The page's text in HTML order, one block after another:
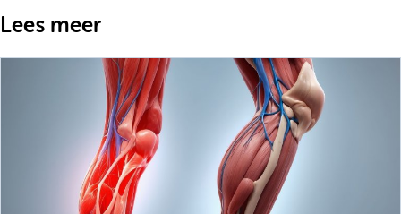
Lees meer